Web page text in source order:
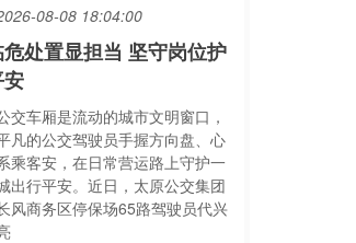
08-08 18:04:00
危处置显担当 坚守岗位护
交车厢是流动的城市文明窗口，
凡的公交驾驶员手握方向盘、心
乘客安，在日常营运路上守护一
出行平安。近日，太原公交集团
风商务区停保场65路驾驶员代兴